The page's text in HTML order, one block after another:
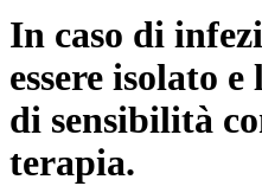
In caso di
essere isolato
di sensibilità
terapia.